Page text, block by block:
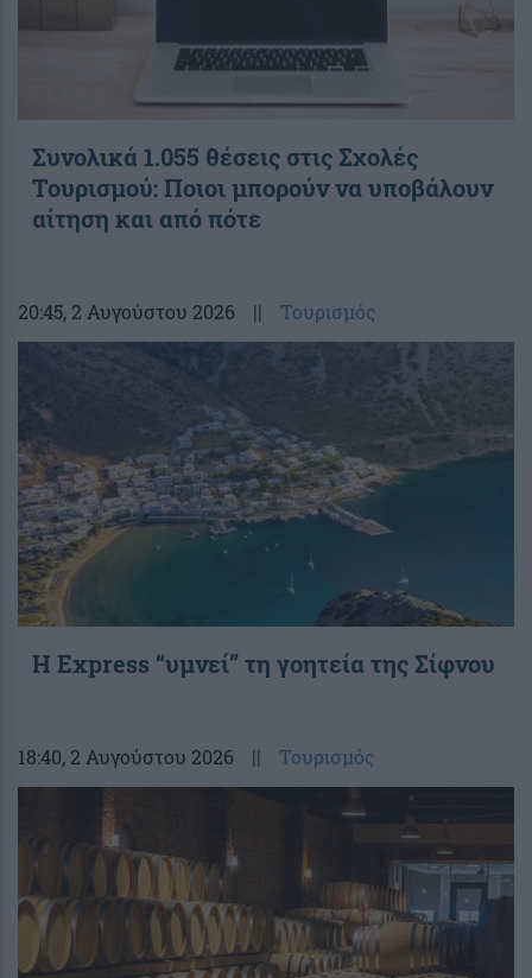
Συνολικά 1.055 θέσεις στις Σχολές
Τουρισμού: Ποιοι μπορούν να υποβάλουν
αίτηση και από πότε
20:45, 2 Αυγούστου 2026 || Τουρισμός
Η Express “υμνεί” τη γοητεία της Σίφνου
18:40, 2 Αυγούστου 2026 || Τουρισμός